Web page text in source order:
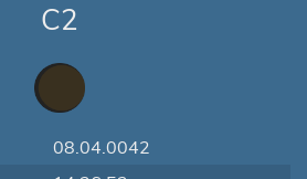
C2
08.04.0042